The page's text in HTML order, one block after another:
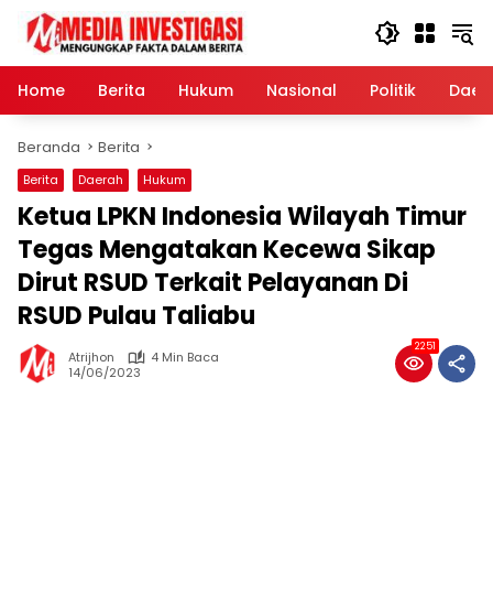
Langsung
konten
Home
Berita Hukum Nasional Politik
Beranda Berita
Berita Daerah Hukum
Ketua LPKN Indonesia Wilayah Timur
Tegas Mengatakan Kecewa Sikap
Dirut RSUD Terkait Pelayanan Di
RSUD Pulau Taliabu
Atrijhon
4 Min Baca
14/06/2023
2251